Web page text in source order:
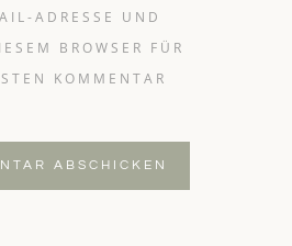
ADRESSE UND
BROWSER FÜR
KOMMENTAR
ABSCHICKEN